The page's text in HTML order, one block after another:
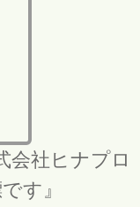
会社ヒナプロ
す』